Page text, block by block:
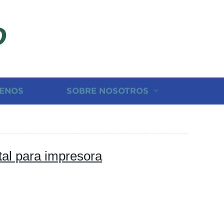
SOBRE NOSOTROS
para impresora